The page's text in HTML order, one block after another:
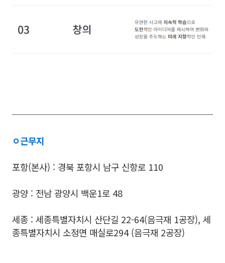
ㅇ근무지
포항(본사) : 경북 포항시 남구 신항로 110
광양 : 전남 광양시 백운1로 48
세종 : 세종특별자치시 산단길 22-64(음극재 1공장), 세
종특별자치시 소정면 매실로294 (음극재 2공장)